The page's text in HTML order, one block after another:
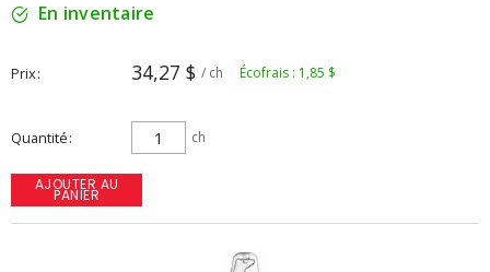
En inventaire
Prix 34,27 $ / ch Écofrais : 1,85 $
Quantité ch
AJOUTER AU
PANIER